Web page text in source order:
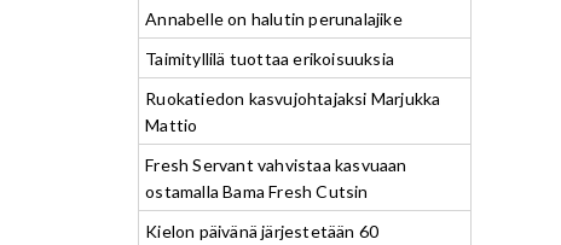
Annabelle on halutin perunalajike
Taimityllilä tuottaa erikoisuuksia
Ruokatiedon kasvujohtajaksi Marjukka
Mattio
Fresh Servant vahvistaa kasvuaan
ostamalla Bama Fresh Cutsin
Kielon päivänä järjestetään 60